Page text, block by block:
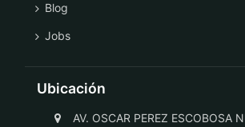
Blog
Jobs
Ubicación
AV. OSCAR PEREZ ESCOBOSA